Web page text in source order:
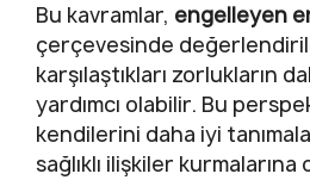
Bu kavramlar, engelleyen
çerçevesinde
karşılaştıkları zorlukların
yardımcı olabilir. Bu
kendilerini daha iyi
sağlıklı ilişkiler